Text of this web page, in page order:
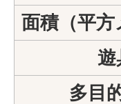
面積（平方
遊
多目